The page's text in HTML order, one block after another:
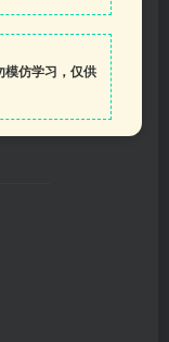
模仿学习，仅供